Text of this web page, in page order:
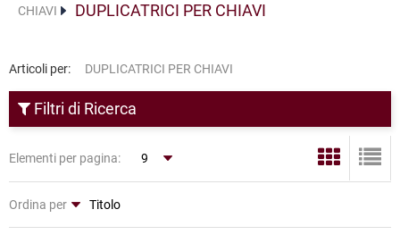
CHIAVI DUPLICATRICI PER CHIAVI
Articoli per: DUPLICATRICI PER CHIAVI
Filtri di Ricerca
Elementi per pagina:
Ordina per